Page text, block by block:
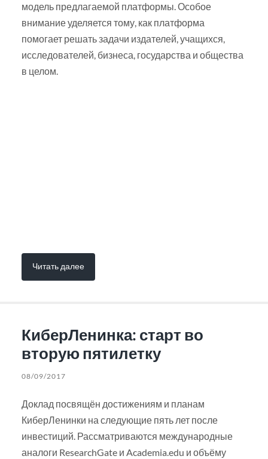
модель предлагаемой платформы. Особое
внимание уделяется тому, как платформа
помогает решать задачи издателей, учащихся,
исследователей, бизнеса, государства и общества
в целом.
Читать далее
КиберЛенинка: старт во
вторую пятилетку
08/09/2017
Доклад посвящён достижениям и планам
КиберЛенинки на следующие пять лет после
инвестиций. Рассматриваются международные
аналоги ResearchGate и Academia.edu и объёму